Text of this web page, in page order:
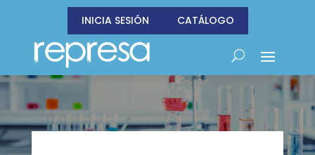
INICIA SESIÓN CATÁLOGO